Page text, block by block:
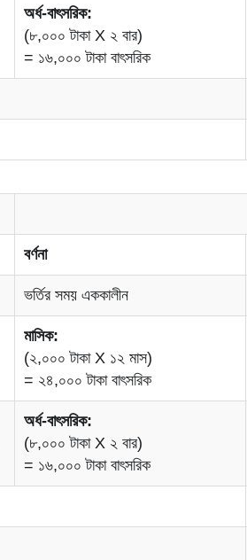
অর্ধ-বাৎসরিক:
(৮,০০০ টাকা X ২ বার)
= ১৬,০০০ টাকা বাৎসরিক
বর্ণনা
ভর্তির সময় এককালীন
মাসিক:
(২,০০০ টাকা X ১২ মাস)
= ২৪,০০০ টাকা বাৎসরিক
অর্ধ-বাৎসরিক:
(৮,০০০ টাকা X ২ বার)
= ১৬,০০০ টাকা বাৎসরিক